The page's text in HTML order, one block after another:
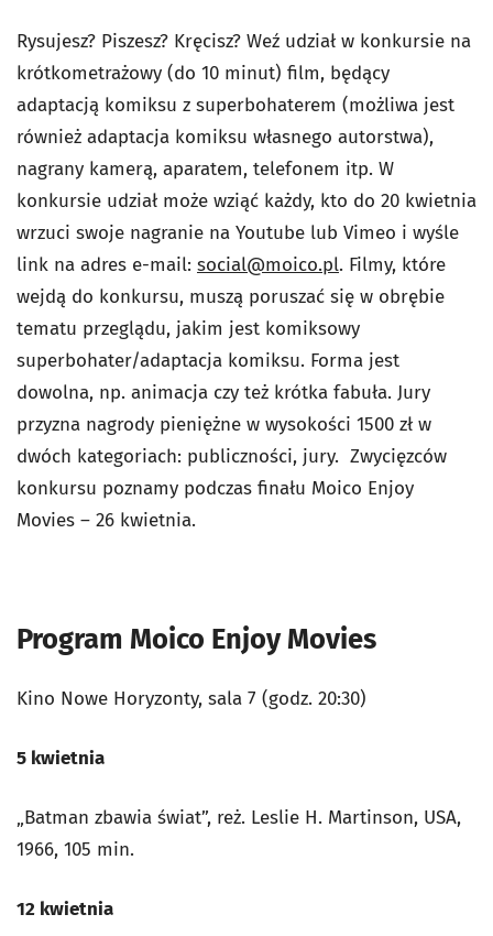
Rysujesz? Piszesz? Kręcisz? Weź udział w konkursie na
krótkometrażowy (do 10 minut) film, będący
adaptacją komiksu z superbohaterem (możliwa jest
również adaptacja komiksu własnego autorstwa),
nagrany kamerą, aparatem, telefonem itp. W
konkursie udział może wziąć każdy, kto do 20 kwietnia
wrzuci swoje nagranie na Youtube lub Vimeo i wyśle
link na adres e-mail: social@moico.pl. Filmy, które
wejdą do konkursu, muszą poruszać się w obrębie
tematu przeglądu, jakim jest komiksowy
superbohater/adaptacja komiksu. Forma jest
dowolna, np. animacja czy też krótka fabuła. Jury
przyzna nagrody pieniężne w wysokości 1500 zł w
dwóch kategoriach: publiczności, jury. Zwycięzców
konkursu poznamy podczas finału Moico Enjoy
Movies – 26 kwietnia.
Program Moico Enjoy Movies
Kino Nowe Horyzonty, sala 7 (godz. 20:30)
5 kwietnia
„Batman zbawia świat”, reż. Leslie H. Martinson, USA,
1966, 105 min.
12 kwietnia